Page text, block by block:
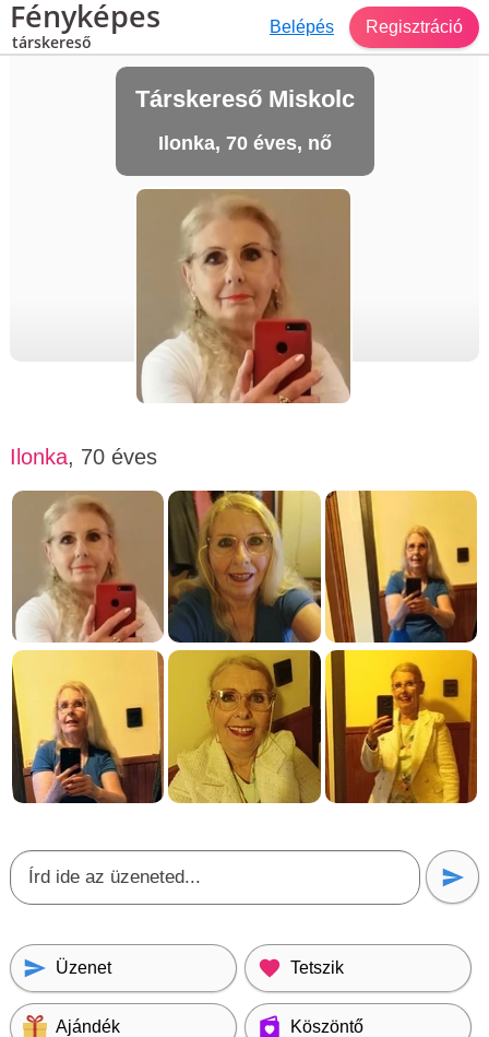
Fényképes
társkereső
Belépés Regisztráció
Társkereső Miskolc
Ilonka, 70 éves, nő
Ilonka, 70 éves
Üzenet Tetszik
Ajándék Köszöntő